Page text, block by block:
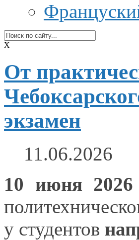
X
От
экзамен
11.06.2026
10 июня
у студентов